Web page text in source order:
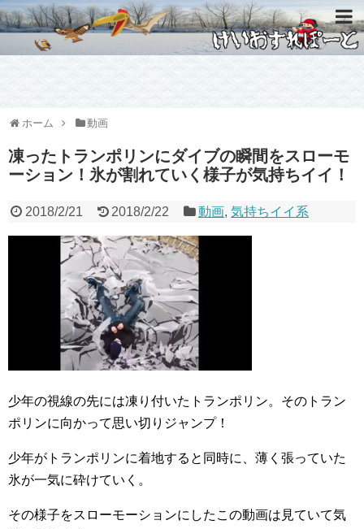
ホーム 動画
凍ったトランポリンにダイブの瞬間をスローモ
ーション！氷が割れていく様子が気持ちイイ！
2018/2/21 2018/2/22 動画,気持ちイイ系
少年の視線の先には凍り付いたトランポリン。そのトラン
ポリンに向かって思い切りジャンプ！
少年がトランポリンに着地すると同時に、薄く張っていた
氷が一気に砕けていく。
その様子をスローモーションにしたこの動画は見ていて気